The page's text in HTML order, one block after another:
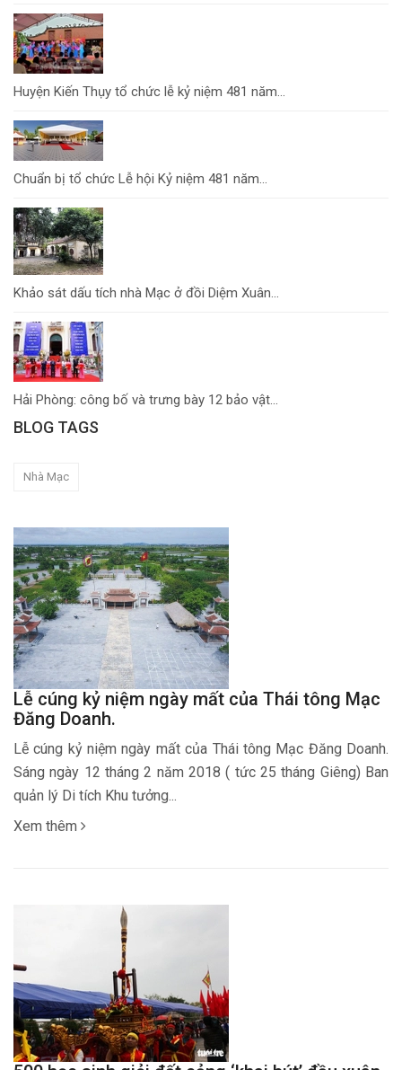
Huyện Kiến Thụy tổ chức lễ kỷ niệm 481 năm...
Chuẩn bị tổ chức Lễ hội Kỷ niệm 481 năm...
Khảo sát dấu tích nhà Mạc ở đồi Diệm Xuân...
Hải Phòng: công bố và trưng bày 12 bảo vật...
BLOG TAGS
Nhà Mạc
Lễ cúng kỷ niệm ngày mất của Thái tông Mạc
Đăng Doanh.
Lễ cúng kỷ niệm ngày mất của Thái tông Mạc Đăng Doanh.
Sáng ngày 12 tháng 2 năm 2018 ( tức 25 tháng Giêng) Ban
quản lý Di tích Khu tưởng...
Xem thêm